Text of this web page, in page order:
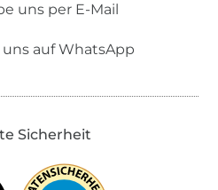
uns per E-Mail
auf WhatsApp
Sicherheit